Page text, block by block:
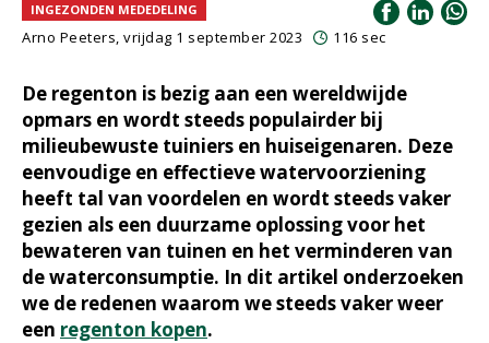
INGEZONDEN MEDEDELING
Arno Peeters, vrijdag 1 september 2023 116 sec
De regenton is bezig aan een wereldwijde
opmars en wordt steeds populairder bij
milieubewuste tuiniers en huiseigenaren. Deze
eenvoudige en effectieve watervoorziening
heeft tal van voordelen en wordt steeds vaker
gezien als een duurzame oplossing voor het
bewateren van tuinen en het verminderen van
de waterconsumptie. In dit artikel onderzoeken
we de redenen waarom we steeds vaker weer
een regenton kopen.